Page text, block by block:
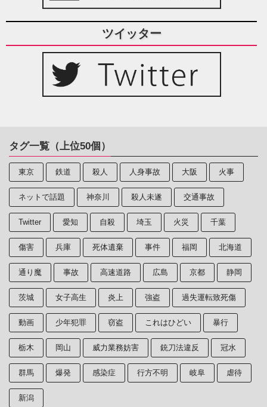
ツイッター
タグ一覧（上位50個）
東京 鉄道 殺人 人身事故 大阪 火事
ネットで話題 神奈川 殺人未遂 交通事故
Twitter 愛知 自殺 埼玉 火災 千葉
傷害 兵庫 死体遺棄 事件 福岡 北海道
通り魔 事故 高速道路 広島 京都 静岡
茨城 女子高生 炎上 強盗 過失運転致死傷
動画 少年犯罪 窃盗 これはひどい 暴行
栃木 岡山 威力業務妨害 銃刀法違反 冠水
群馬 爆発 感染症 行方不明 岐阜 虐待
新潟